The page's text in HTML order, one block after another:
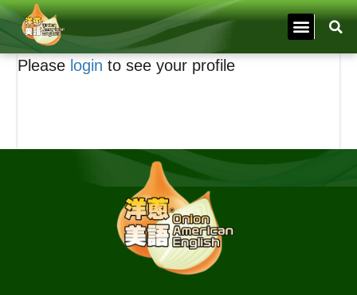
Please login to see your profile